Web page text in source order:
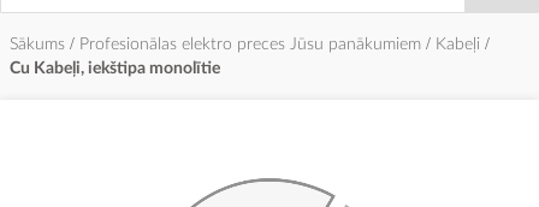
Sākums Profesionālas elektro preces Jūsu panākumiem
Kabeļi
Cu Kabeļi, iekštipa monolītie